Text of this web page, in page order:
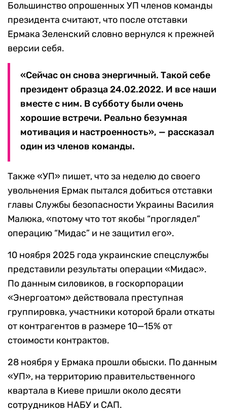
Большинство опрошенных УП членов команды
президента считают, что после отставки
Ермака Зеленский словно вернулся к прежней
версии себя.
«Сейчас он снова энергичный. Такой себе
президент образца 24.02.2022. И все наши
вместе с ним. В субботу были очень
хорошие встречи. Реально безумная
мотивация и настроенность», — рассказал
один из членов команды.
Также «УП» пишет, что за неделю до своего
увольнения Ермак пытался добиться отставки
главы Службы безопасности Украины Василия
Малюка, «потому что тот якобы “проглядел”
операцию “Мидас” и не защитил его».
10 ноября 2025 года украинские спецслужбы
представили результаты операции «Мидас».
По данным силовиков, в госкорпорации
«Энергоатом» действовала преступная
группировка, участники которой брали откаты
от контрагентов в размере 10—15% от
стоимости контрактов.
28 ноября у Ермака прошли обыски. По данным
«УП», на территорию правительственного
квартала в Киеве пришли около десяти
сотрудников НАБУ и САП.